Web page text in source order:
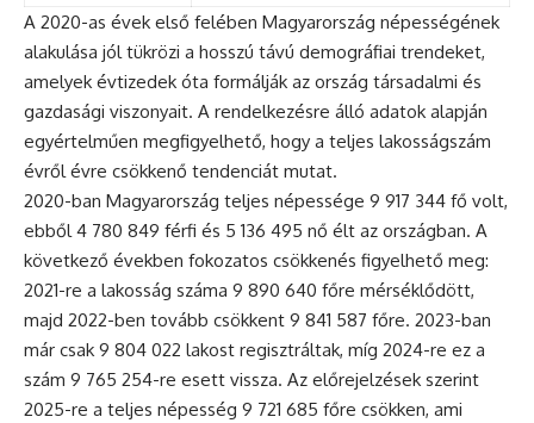
A 2020-as évek első felében Magyarország népességének
alakulása jól tükrözi a hosszú távú demográfiai trendeket,
amelyek évtizedek óta formálják az ország társadalmi és
gazdasági viszonyait. A rendelkezésre álló adatok alapján
egyértelműen megfigyelhető, hogy a teljes lakosságszám
évről évre csökkenő tendenciát mutat.
2020-ban Magyarország teljes népessége 9 917 344 fő volt,
ebből 4 780 849 férfi és 5 136 495 nő élt az országban. A
következő években fokozatos csökkenés figyelhető meg:
2021-re a lakosság száma 9 890 640 főre mérséklődött,
majd 2022-ben tovább csökkent 9 841 587 főre. 2023-ban
már csak 9 804 022 lakost regisztráltak, míg 2024-re ez a
szám 9 765 254-re esett vissza. Az előrejelzések szerint
2025-re a teljes népesség 9 721 685 főre csökken, ami